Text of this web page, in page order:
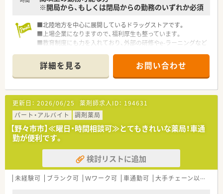
※開局から、もしくは閉局からの勤務のいずれか必須
■北陸地方を中心に展開しているドラッグストアです。
■上場企業になりますので、福利厚生も整っています。
■教育制度にも力を入れており、外部の研修やe-ラーニングなど
また、未経験の方もきちんと教えていただけます。
詳細を見る お問い合わせ
更新日： 2026/06/25 薬剤師求人ID： 194631
パート・アルバイト
調剤薬局
【野々市市】≪曜日・時間相談可≫とてもきれいな薬局！車通
勤が便利です。
検討リストに追加
未経験可 ブランク可 Ｗワーク可 車通勤可 大手チェーン以外